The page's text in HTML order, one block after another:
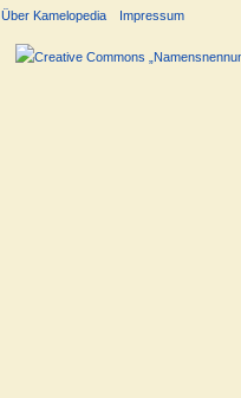
Über Kamelopedia Impressum